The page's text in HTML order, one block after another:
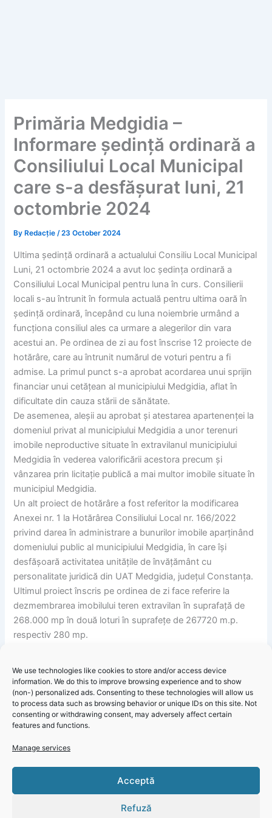
We use technologies like cookies to store and/or access device
information. We do this to improve browsing experience and to show
(non-) personalized ads. Consenting to these technologies will allow us
to process data such as browsing behavior or unique IDs on this site. Not
consenting or withdrawing consent, may adversely affect certain
features and functions.
Manage services
Acceptă
Refuză
Primăria Medgidia –
Informare ședință ordinară a
Consiliului Local Municipal
care s-a desfășurat luni, 21
octombrie 2024
By Redacție/23 October 2024
Ultima ședință ordinară a actualului Consiliu Local Municipal
Luni, 21 octombrie 2024 a avut loc ședința ordinară a
Consiliului Local Municipal pentru luna în curs. Consilierii
locali s-au întrunit în formula actuală pentru ultima oară în
ședință ordinară, începând cu luna noiembrie urmând a
funcționa consiliul ales ca urmare a alegerilor din vara
acestui an. Pe ordinea de zi au fost înscrise 12 proiecte de
hotărâre, care au întrunit numărul de voturi pentru a fi
admise. La primul punct s-a aprobat acordarea unui sprijin
financiar unui cetățean al municipiului Medgidia, aflat în
dificultate din cauza stării de sănătate.
De asemenea, aleșii au aprobat și atestarea apartenenței la
domeniul privat al municipiului Medgidia a unor terenuri
imobile neproductive situate în extravilanul municipiului
Medgidia în vederea valorificării acestora precum și
vânzarea prin licitație publică a mai multor imobile situate în
municipiul Medgidia.
Un alt proiect de hotărâre a fost referitor la modificarea
Anexei nr. 1 la Hotărârea Consiliului Local nr. 166/2022
privind darea în administrare a bunurilor imobile aparținând
domeniului public al municipiului Medgidia, în care își
desfășoară activitatea unitățile de învățământ cu
personalitate juridică din UAT Medgidia, județul Constanța.
Ultimul proiect înscris pe ordinea de zi face referire la
dezmembrarea imobilului teren extravilan în suprafață de
268.000 mp în două loturi în suprafețe de 267720 m.p.
respectiv 280 mp.
Primăria Medgidia – Informare ședință ordinară a Consiliului
Local Municipal care s-a desfășurat luni, 21 octombrie
2024